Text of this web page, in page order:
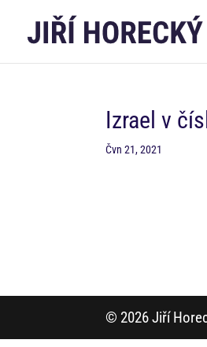
Izrael v
Čvn 21, 2021
© 2026 Jiří